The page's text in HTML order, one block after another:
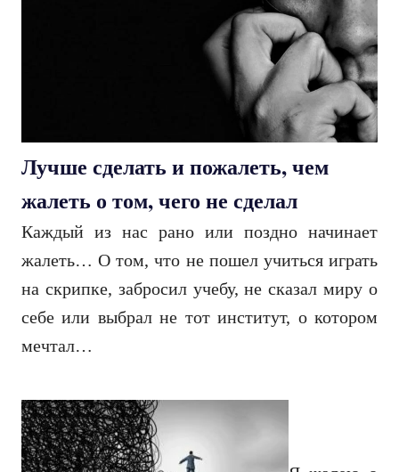
Лучше сделать и пожалеть, чем
жалеть о том, чего не сделал
Каждый из нас рано или поздно начинает
жалеть… О том, что не пошел учиться играть
на скрипке, забросил учебу, не сказал миру о
себе или выбрал не тот институт, о котором
мечтал…